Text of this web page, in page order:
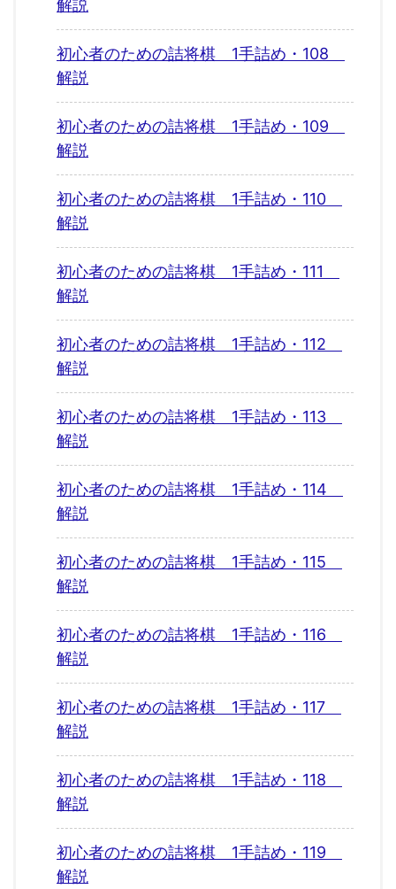
解説
初心者のための詰将棋 1手詰め・108
解説
初心者のための詰将棋 1手詰め・109
解説
初心者のための詰将棋 1手詰め・110
解説
初心者のための詰将棋 1手詰め・111
解説
初心者のための詰将棋 1手詰め・112
解説
初心者のための詰将棋 1手詰め・113
解説
初心者のための詰将棋 1手詰め・114
解説
初心者のための詰将棋 1手詰め・115
解説
初心者のための詰将棋 1手詰め・116
解説
初心者のための詰将棋 1手詰め・117
解説
初心者のための詰将棋 1手詰め・118
解説
初心者のための詰将棋 1手詰め・119
解説